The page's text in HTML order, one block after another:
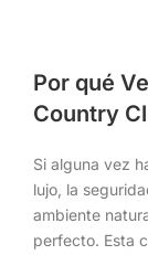
Por qué
Country
Si alguna vez
lujo, la
ambiente
perfecto. Esta